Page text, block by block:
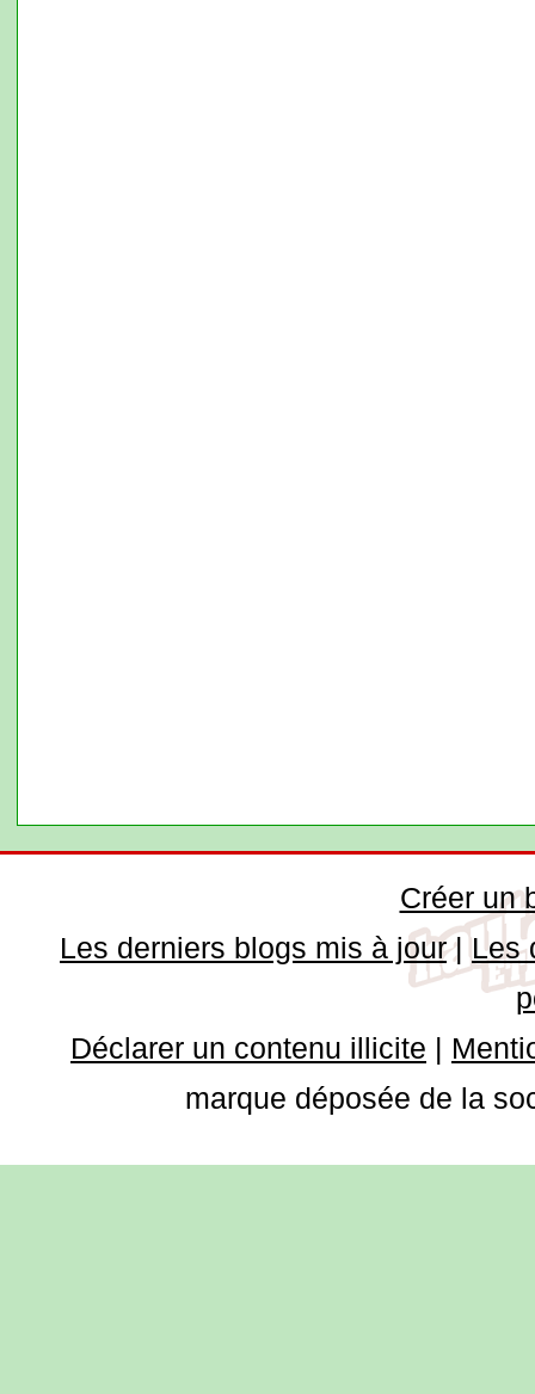
Créer un
Les derniers blogs mis à jour|Les
Déclarer un contenu illicite |
marque déposée de la